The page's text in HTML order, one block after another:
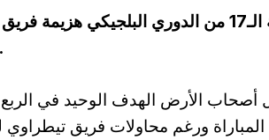
شهدت الجولة الـ17 من الدوري البلجيكي
البلجيكي أمام نادب ميشلين بهدف دون رد .
الأرض الهدف الوحيد في
ورغم محاولات فريق تيطراوي